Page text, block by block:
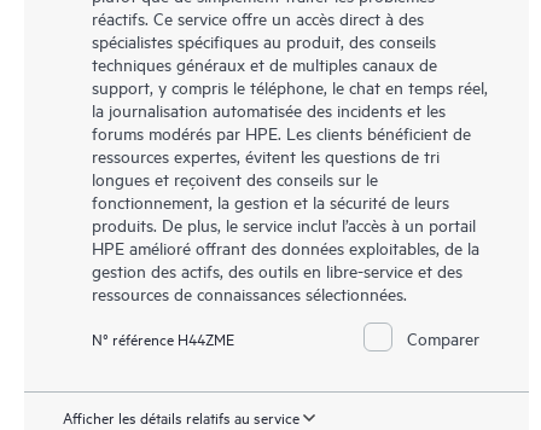
réactifs. Ce service offre un accès direct à des
spécialistes spécifiques au produit, des conseils
techniques généraux et de multiples canaux de
support, y compris le téléphone, le chat en temps réel,
la journalisation automatisée des incidents et les
forums modérés par HPE. Les clients bénéficient de
ressources expertes, évitent les questions de tri
longues et reçoivent des conseils sur le
fonctionnement, la gestion et la sécurité de leurs
produits. De plus, le service inclut l’accès à un portail
HPE amélioré offrant des données exploitables, de la
gestion des actifs, des outils en libre-service et des
ressources de connaissances sélectionnées.
N° référence H44ZME Comparer
Afficher les détails relatifs au service